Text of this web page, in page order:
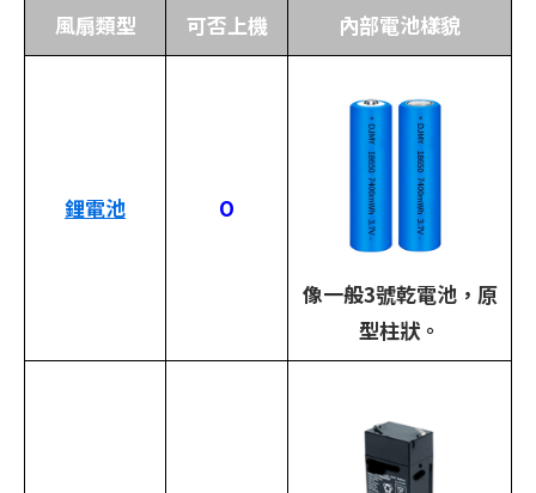
風扇類型
可否上機 內部電池樣貌
鋰電池 O
像一般3號乾電池，原
型柱狀。